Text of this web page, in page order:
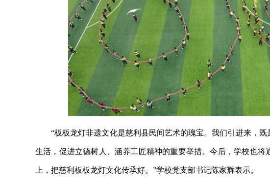
“板板龙灯非遗文化是慈利县民间艺术的瑰宝。我们引进来，
生活，促进立德树人、涵养工匠精神的重要举措。今后，学校也
上，把慈利板板龙灯文化传承好。”学校党支部书记陈家辉表示。